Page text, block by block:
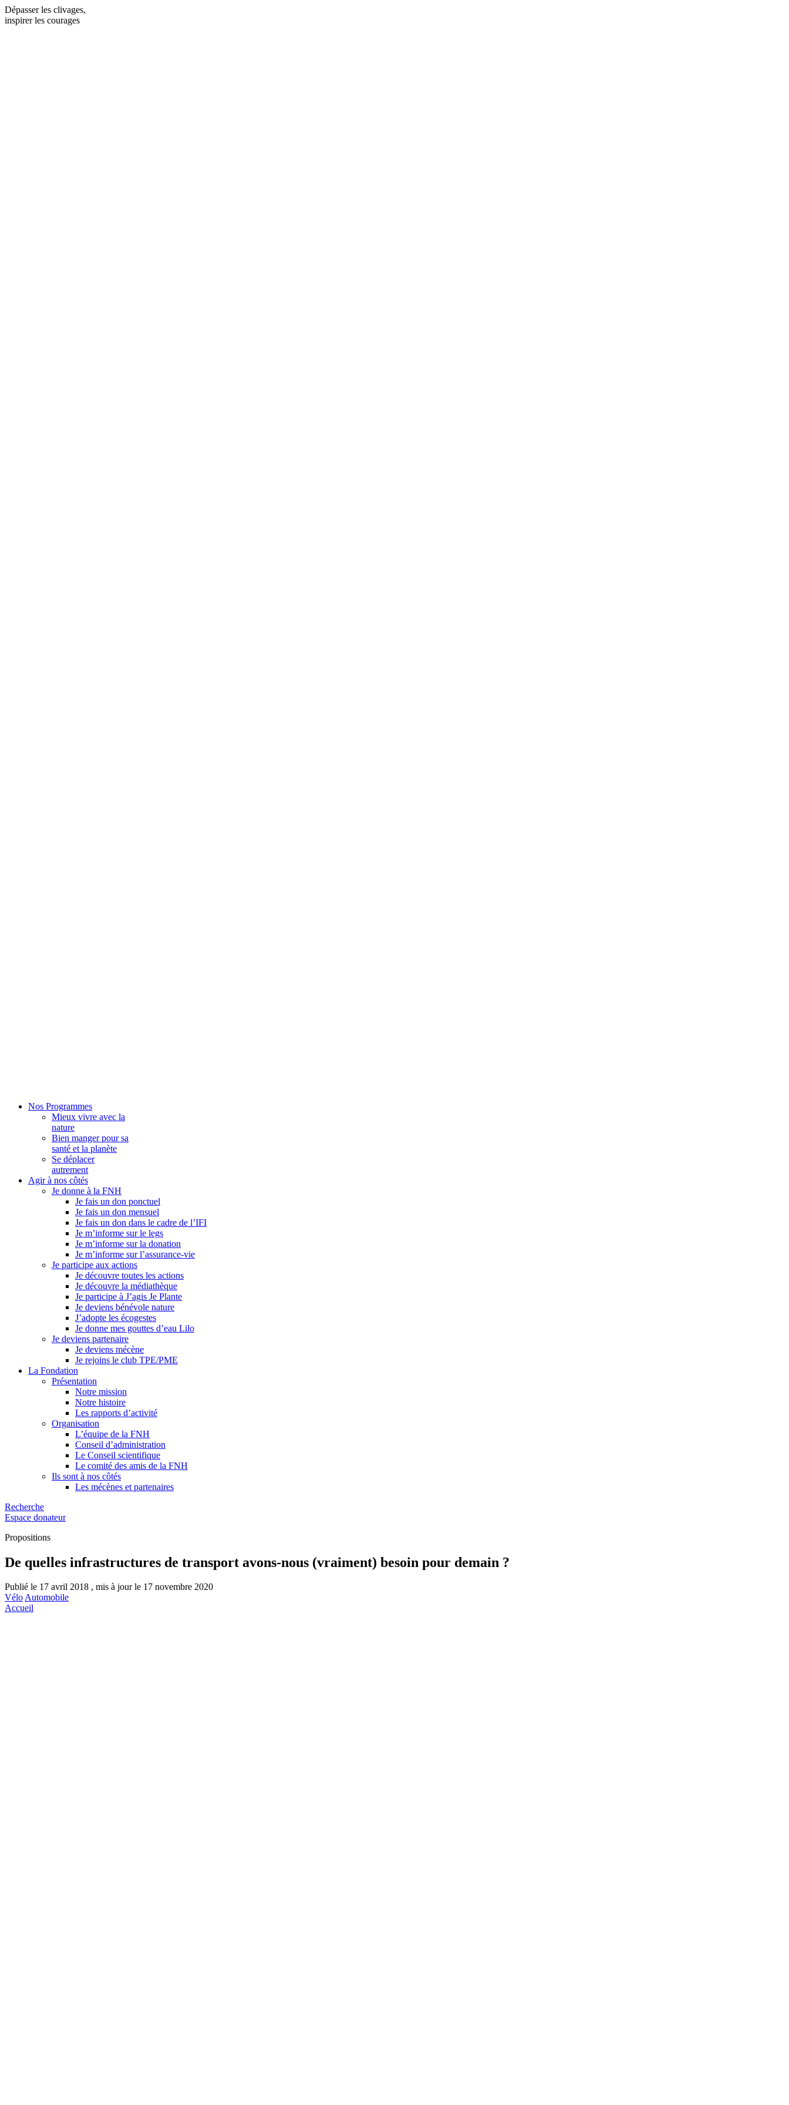
Dépasser les clivages,
inspirer les courages
Nos Programmes
Mieux vivre avec la
nature
Bien manger pour sa
santé et la planète
Se déplacer
autrement
Agir à nos côtés
Je donne à la FNH
Je fais un don ponctuel
Je fais un don mensuel
Je fais un don dans le cadre de l’IFI
Je m’informe sur le legs
Je m’informe sur la donation
Je m’informe sur l’assurance-vie
Je participe aux actions
Je découvre toutes les actions
Je découvre la médiathèque
Je participe à J’agis Je Plante
Je deviens bénévole nature
J’adopte les écogestes
Je donne mes gouttes d’eau Lilo
Je deviens partenaire
Je deviens mécène
Je rejoins le club TPE/PME
La Fondation
Présentation
Notre mission
Notre histoire
Les rapports d’activité
Organisation
L’équipe de la FNH
Conseil d’administration
Le Conseil scientifique
Le comité des amis de la FNH
Ils sont à nos côtés
Les mécènes et partenaires
Recherche
Espace donateur
Propositions
De quelles infrastructures de transport avons-nous (vraiment) besoin pour demain ?
Publié le 17 avril 2018 , mis à jour le 17 novembre 2020
VéloAutomobile
Accueil